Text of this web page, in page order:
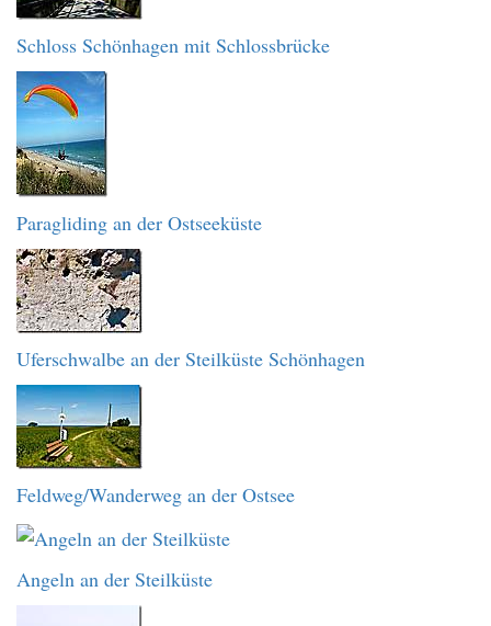
Schloss Schönhagen mit Schlossbrücke
Paragliding an der Ostseeküste
Uferschwalbe an der Steilküste Schönhagen
Feldweg/Wanderweg an der Ostsee
Angeln an der Steilküste